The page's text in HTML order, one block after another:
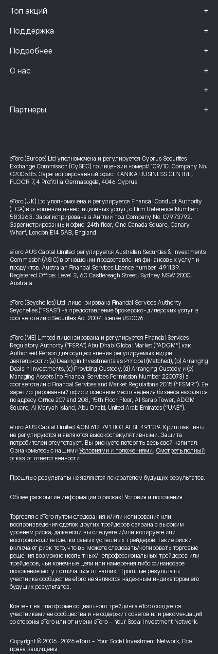
Топ акций +
Поддержка +
Подробнее +
О нас +
+
Партнеры +
eToro (Europe) Ltd уполномочена и регулируется Cyprus Securities
Exchange Commission (CySEC) по лицензии номер# 109/10. Company No.
C200585. Зарегистрированный офис: KANIKA BUSINESS CENTRE,
FLOOR 7, 4 Profiti Ilia Germasogeia, 4046 Cyprus
eToro (UK) Ltd уполномочена и регулируется Financial Conduct Authority
(FCA) в отношении инвестиционных услуг, с Firm Reference Number:
583263. Зарегистрирована в Англии под Company No. 07973792.
Зарегистрированный офис: 24th floor, One Canada Square, Canary
Wharf, London E14 5AB, England.
eToro AUS Capital Limited регулируется Australian Securities & Investments
Commission (ASIC) в отношении предоставления финансовых услуг и
продуктов. Australian Financial Services Licence number: 491139.
Registered Office: Level 3, 60 Castlereagh Street, Sydney NSW 2000,
Australia
eToro (Seychelles) Ltd. лицензирована Financial Services Authority
Seychelles ("FSAS") на предоставление брокерско-дилерских услуг в
соответствии с Securities Act 2007 License #SD076
eToro (ME) Limited лицензирована и регулируется Financial Services
Regulatory Authority ("FSRA") Abu Dhabi Global Market (“ADGM”) как
Authorised Person для осуществления регулируемых видов
деятельности: (a) Dealing in Investments as Principal (Matched), (b) Arranging
Deals in Investments, (c) Providing Custody, (d) Arranging Custody и (e)
Managing Assets (по Financial Services Permission Number 220073) в
соответствии с Financial Services and Market Regulations 2015 (“FSMR”). Ее
зарегистрированный офис и основное место ведения бизнеса находятся
по адресу Office 207 and 208, 15th Floor Floor, Al Sarab Tower, ADGM
Square, Al Maryah Island, Abu Dhabi, United Arab Emirates (“UAE”).
eToro AUS Capital Limited ACN 612 791 803 AFSL 491139. Криптоактивы
не регулируются и являются высокоспекулятивными. Защита
потребителей отсутствует. Вы рискуете потерять весь свой капитал.
Ознакомьтесь с нашими Условиями и положениями. Смотреть полный
отказ от ответственности
Прошлые результаты не являются показателем будущих результатов.
Общее раскрытие информации о рисках Условия и положения
Торговля с eToro путем следования и/или копирования или
воспроизведения сделок других трейдеров связана с высоким
уровнем риска, даже если вы следуете и/или копируете или
воспроизводите сделки самых успешных трейдеров. Такие риски
включают риск того, что вы можете следовать/копировать торговые
решения возможно неопытных/непрофессиональных трейдеров или
трейдеров, чьи конечные цели или намерения либо финансовое
положение могут отличаться от ваших. Прошлые результаты
участника сообщества eToro не являются надежным индикатором его
будущих результатов.
Контент на платформе социального трейдинга eToro создается
участниками ее сообщества и не содержит советов или рекомендаций
со стороны eToro или от имени eToro - Your Social Investment Network.
Copyright © 2006-2026 eToro - Your Social Investment Network, Все
права защищены.